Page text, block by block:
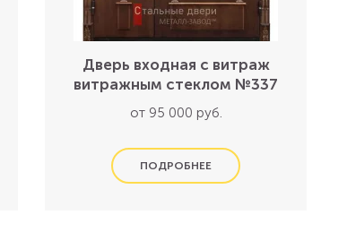
Дверь входная с витраж
витражным стеклом №337
от 95 000 руб.